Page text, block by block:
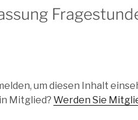
um diesen Inhalt
Mitglied? Werden Sie